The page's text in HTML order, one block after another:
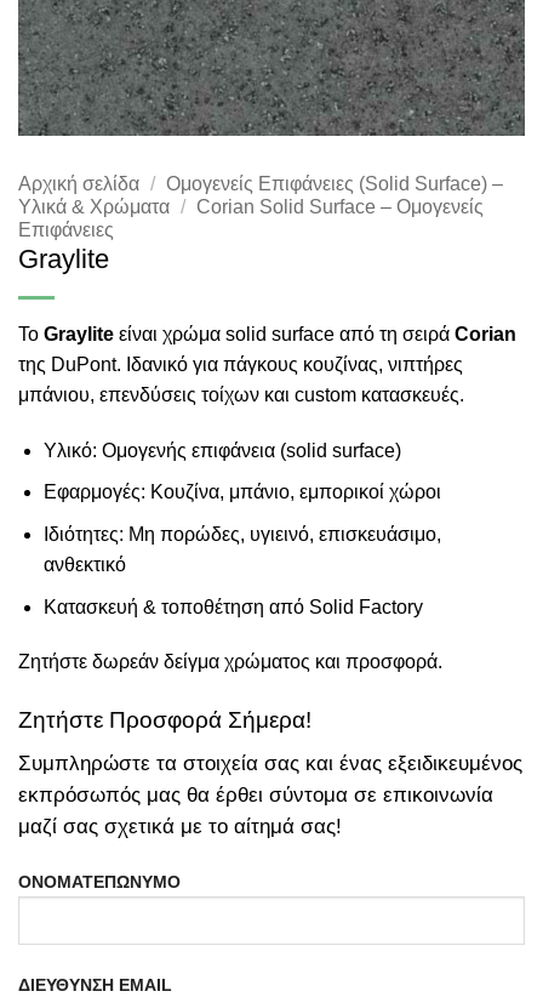
Αρχική σελίδα / Ομογενείς Επιφάνειες (Solid Surface) –
Υλικά & Χρώματα /
Corian Solid Surface – Ομογενείς
Επιφάνειες
Graylite
Το Graylite είναι χρώμα solid surface από τη σειρά Corian
της DuPont. Ιδανικό για πάγκους κουζίνας, νιπτήρες
μπάνιου, επενδύσεις τοίχων και custom κατασκευές.
Υλικό: Ομογενής επιφάνεια (solid surface)
Εφαρμογές: Κουζίνα, μπάνιο, εμπορικοί χώροι
Ιδιότητες: Μη πορώδες, υγιεινό, επισκευάσιμο,
ανθεκτικό
Κατασκευή & τοποθέτηση από Solid Factory
Ζητήστε δωρεάν δείγμα χρώματος και προσφορά.
Ζητήστε Προσφορά Σήμερα!
Συμπληρώστε τα στοιχεία σας και ένας εξειδικευμένος
εκπρόσωπός μας θα έρθει σύντομα σε επικοινωνία
μαζί σας σχετικά με το αίτημά σας!
ΟΝΟΜΑΤΕΠΩΝΥΜΟ
ΔΙΕΥΘΥΝΣΗ EMAIL